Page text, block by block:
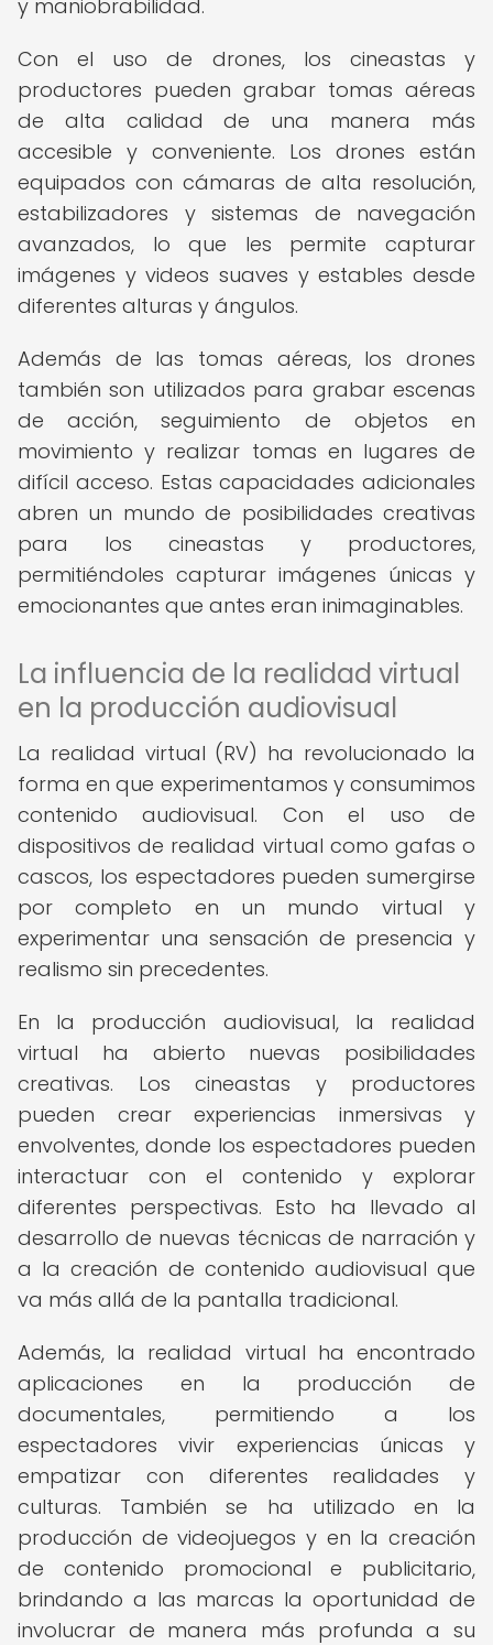
y maniobrabilidad.
Con el uso de drones, los cineastas y
productores pueden grabar tomas aéreas
de alta calidad de una manera más
accesible y conveniente. Los drones están
equipados con cámaras de alta resolución,
estabilizadores y sistemas de navegación
avanzados, lo que les permite capturar
imágenes y videos suaves y estables desde
diferentes alturas y ángulos.
Además de las tomas aéreas, los drones
también son utilizados para grabar escenas
de acción, seguimiento de objetos en
movimiento y realizar tomas en lugares de
difícil acceso. Estas capacidades adicionales
abren un mundo de posibilidades creativas
para los cineastas y productores,
permitiéndoles capturar imágenes únicas y
emocionantes que antes eran inimaginables.
La influencia de la realidad virtual
en la producción audiovisual
La realidad virtual (RV) ha revolucionado la
forma en que experimentamos y consumimos
contenido audiovisual. Con el uso de
dispositivos de realidad virtual como gafas o
cascos, los espectadores pueden sumergirse
por completo en un mundo virtual y
experimentar una sensación de presencia y
realismo sin precedentes.
En la producción audiovisual, la realidad
virtual ha abierto nuevas posibilidades
creativas. Los cineastas y productores
pueden crear experiencias inmersivas y
envolventes, donde los espectadores pueden
interactuar con el contenido y explorar
diferentes perspectivas. Esto ha llevado al
desarrollo de nuevas técnicas de narración y
a la creación de contenido audiovisual que
va más allá de la pantalla tradicional.
Además, la realidad virtual ha encontrado
aplicaciones en la producción de
documentales, permitiendo a los
espectadores vivir experiencias únicas y
empatizar con diferentes realidades y
culturas. También se ha utilizado en la
producción de videojuegos y en la creación
de contenido promocional e publicitario,
brindando a las marcas la oportunidad de
involucrar de manera más profunda a su